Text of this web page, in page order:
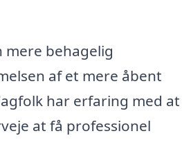
behagelig
af et mere åbent
har erfaring med at
at få professionel